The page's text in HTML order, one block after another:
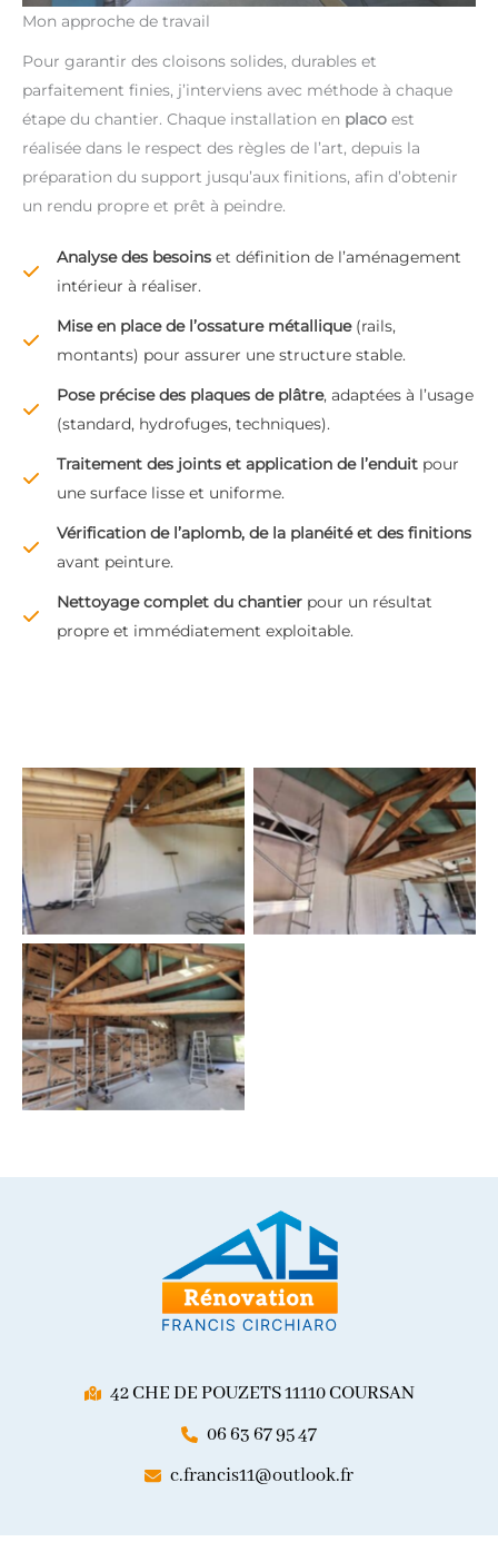
Mon approche de travail
Pour garantir des cloisons solides, durables et
parfaitement finies, j’interviens avec méthode à chaque
étape du chantier. Chaque installation en placo est
réalisée dans le respect des règles de l’art, depuis la
préparation du support jusqu’aux finitions, afin d’obtenir
un rendu propre et prêt à peindre.
Analyse des besoins et définition de l’aménagement
intérieur à réaliser.
Mise en place de l’ossature métallique(rails,
montants) pour assurer une structure stable.
Pose précise des plaques de plâtre, adaptées à l’usage
(standard, hydrofuges, techniques).
Traitement des joints et application de l’enduit pour
une surface lisse et uniforme.
Vérification de l’aplomb, de la planéité et des finitions
avant peinture.
Nettoyage complet du chantier pour un résultat
propre et immédiatement exploitable.
Placoplatre Placoplatre
Placoplatre
42 CHE DE POUZETS 11110 COURSAN
06 63 67 95 47
c.francis11@outlook.fr